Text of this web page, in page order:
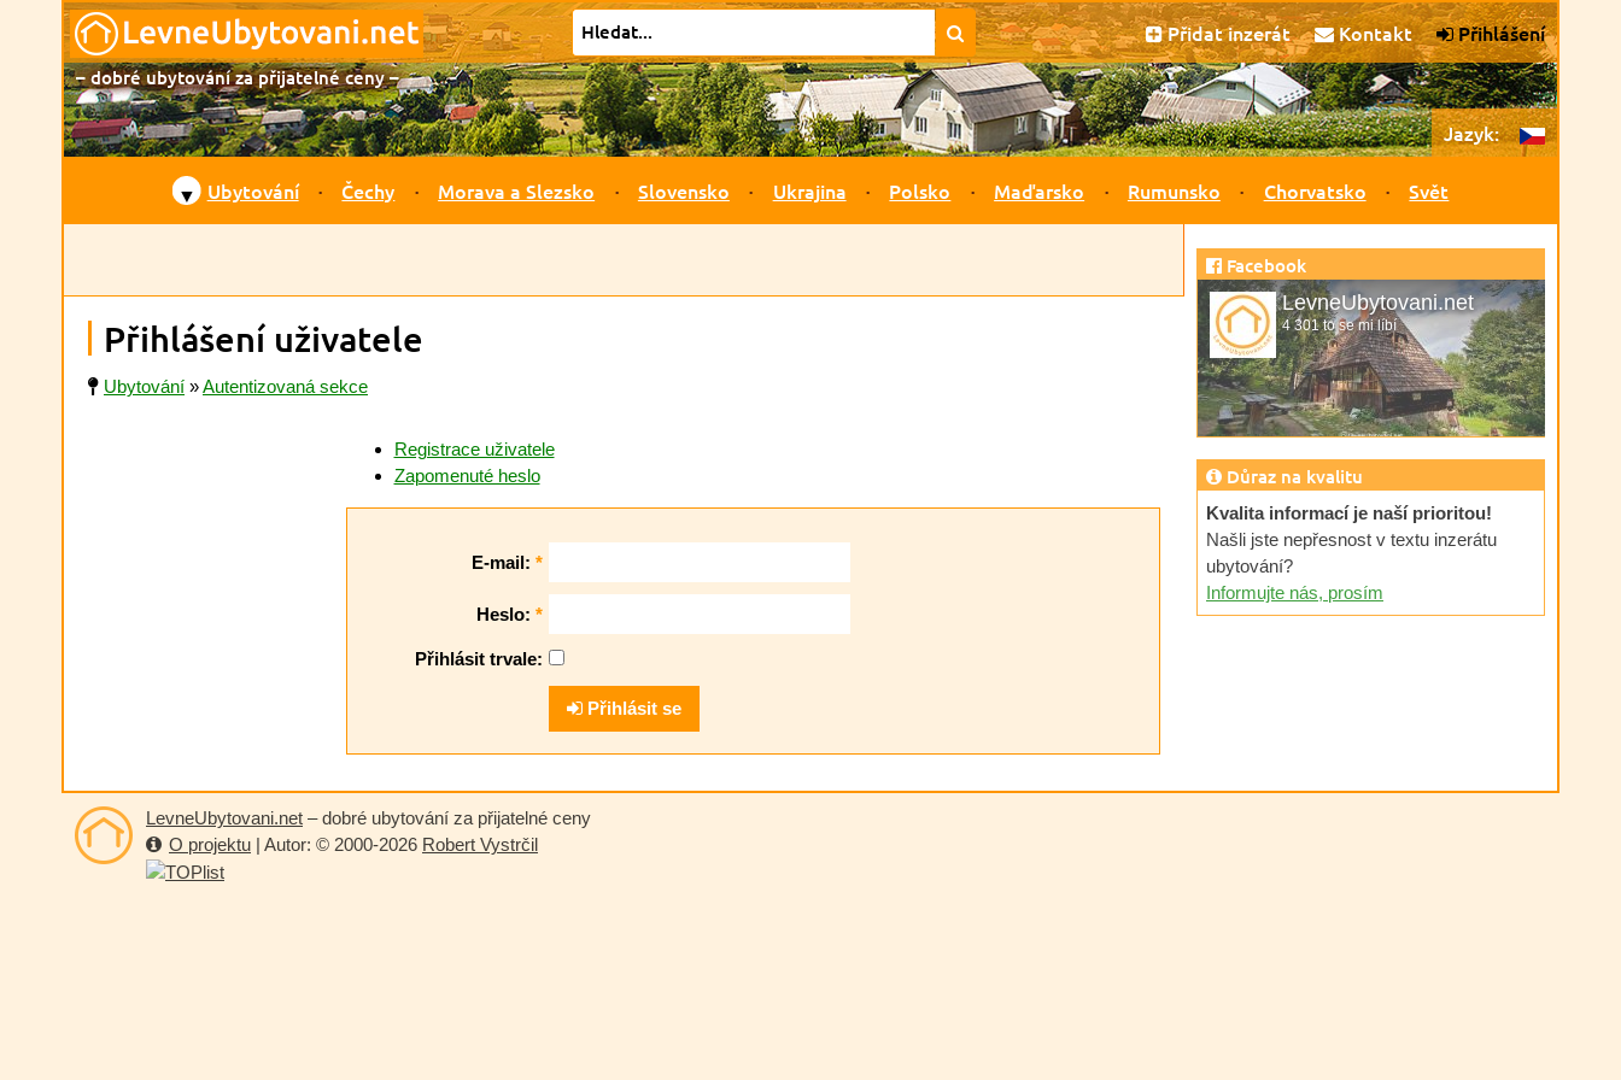
Přidat inzerát Kontakt Přihlášení
– dobré ubytování za přijatelné ceny –
Jazyk:
▼ Ubytování Čechy Morava a Slezsko Slovensko Ukrajina Polsko Maďarsko Rumunsko Chorvatsko Svět
Přihlášení uživatele
Ubytování »Autentizovaná sekce
Registrace uživatele
Zapomenuté heslo
E-mail: *
Heslo: *
Přihlásit trvale:
Přihlásit se
Facebook
LevneUbytovani.net
4 301 to se mi líbí
Důraz na kvalitu
Kvalita informací je naší prioritou!
Našli jste nepřesnost v textu inzerátu
ubytování?
Informujte nás, prosím
LevneUbytovani.net – dobré ubytování za přijatelné ceny
O projektu | Autor: © 2000-2026 Robert Vystrčil